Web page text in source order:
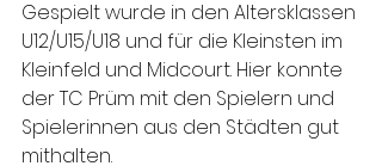
Gespielt wurde in den Altersklassen
U12/U15/U18 und für die Kleinsten im
Kleinfeld und Midcourt. Hier konnte
der TC Prüm mit den Spielern und
Spielerinnen aus den Städten gut
mithalten.